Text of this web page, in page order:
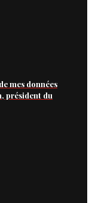
mes données
président du